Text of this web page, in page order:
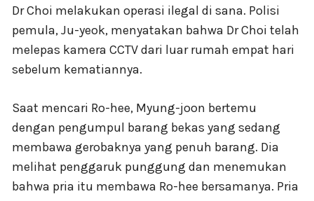
Dr Choi melakukan operasi ilegal di sana. Polisi
pemula, Ju-yeok, menyatakan bahwa Dr Choi telah
melepas kamera CCTV dari luar rumah empat hari
sebelum kematiannya.
Saat mencari Ro-hee, Myung-joon bertemu
dengan pengumpul barang bekas yang sedang
membawa gerobaknya yang penuh barang. Dia
melihat penggaruk punggung dan menemukan
bahwa pria itu membawa Ro-hee bersamanya. Pria